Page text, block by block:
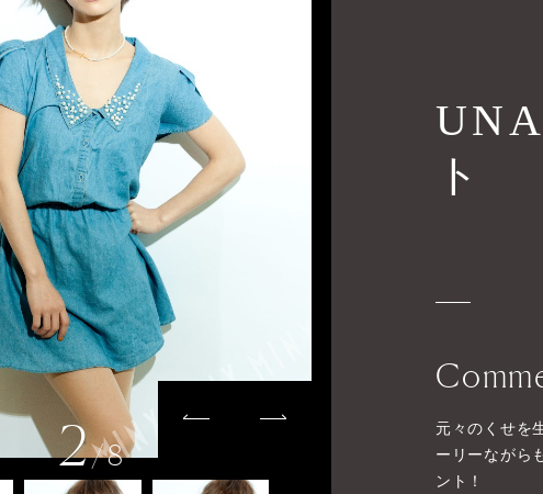
2/8
ト
元々のくせを
ーリーながら
ント！